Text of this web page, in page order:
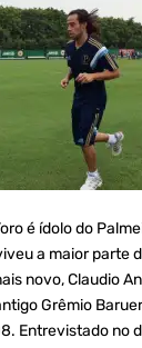
é ídolo do
a maior parte
novo, Claudio
Grêmio
Entrevistado no